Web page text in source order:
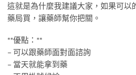
這就是為什麼我建議大家，如果可以
藥局買，讓藥師幫你把關。
**優點：**
– 可以跟藥師面對面諮詢
– 當天就能拿到藥